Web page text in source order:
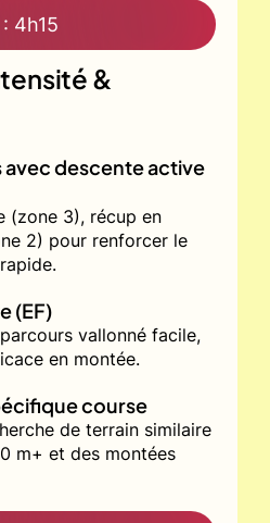
4h15
&
avec descente active
(zone 3), récup en
2) pour renforcer le
(EF)
vallonné facile,
en montée.
course
de terrain similaire
m+ et des montées